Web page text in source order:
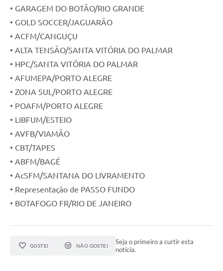
• GARAGEM DO BOTÃO/RIO GRANDE
• GOLD SOCCER/JAGUARÃO
• ACFM/CANGUÇU
• ALTA TENSÃO/SANTA VITÓRIA DO PALMAR
• HPC/SANTA VITÓRIA DO PALMAR
• AFUMEPA/PORTO ALEGRE
• ZONA SUL/PORTO ALEGRE
• POAFM/PORTO ALEGRE
• LIBFUM/ESTEIO
• AVFB/VIAMÃO
• CBT/TAPES
• ABFM/BAGÉ
• AcSFM/SANTANA DO LIVRAMENTO
• Representação de PASSO FUNDO
• BOTAFOGO FR/RIO DE JANEIRO
GOSTEI NÃO GOSTEI
Seja o primeiro a curtir esta
notícia.